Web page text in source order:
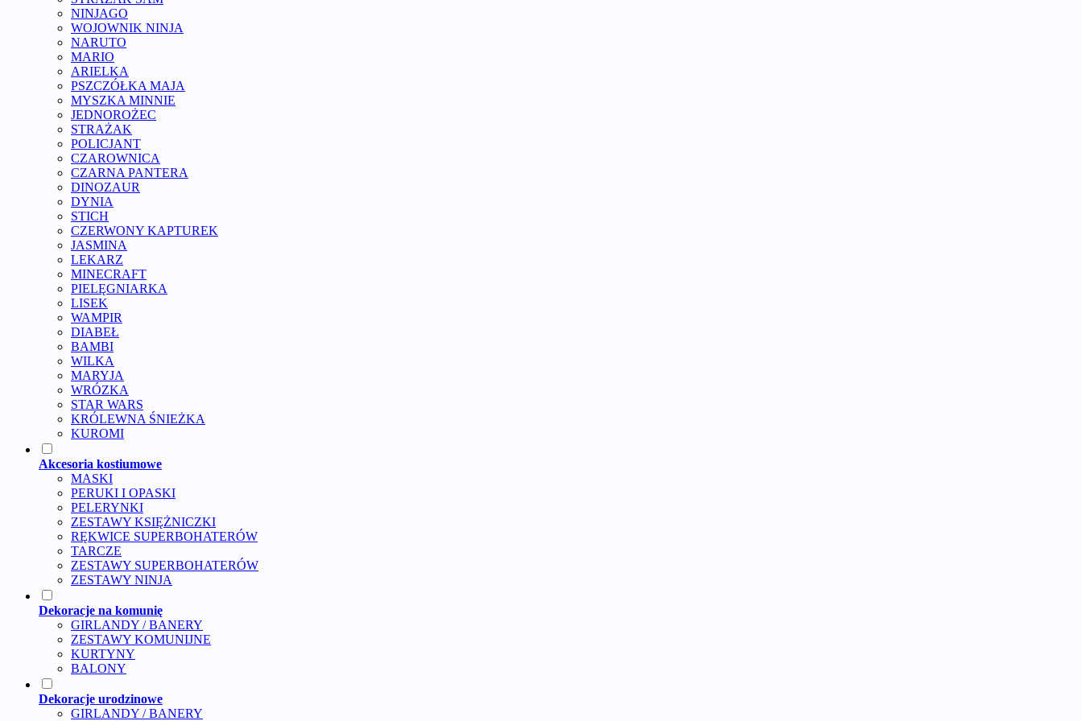
NINJAGO
WOJOWNIK NINJA
NARUTO
MARIO
ARIELKA
PSZCZÓŁKA MAJA
MYSZKA MINNIE
JEDNOROŻEC
STRAŻAK
POLICJANT
CZAROWNICA
CZARNA PANTERA
DINOZAUR
DYNIA
STICH
CZERWONY KAPTUREK
JASMINA
LEKARZ
MINECRAFT
PIELĘGNIARKA
LISEK
WAMPIR
DIABEŁ
BAMBI
WILKA
MARYJA
WRÓZKA
STAR WARS
KRÓLEWNA ŚNIEŻKA
KUROMI
Akcesoria kostiumowe
MASKI
PERUKI I OPASKI
PELERYNKI
ZESTAWY KSIĘŻNICZKI
RĘKWICE SUPERBOHATERÓW
TARCZE
ZESTAWY SUPERBOHATERÓW
ZESTAWY NINJA
Dekoracje na komunię
GIRLANDY / BANERY
ZESTAWY KOMUNIJNE
KURTYNY
BALONY
Dekoracje urodzinowe
GIRLANDY / BANERY